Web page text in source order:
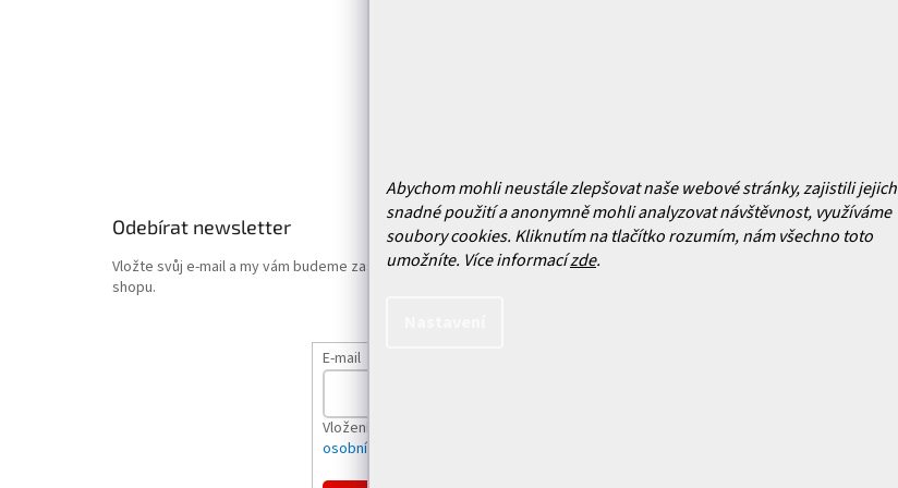
Abychom mohli neustále zlepšovat naše webové stránky, zajistili jejich
snadné použití a anonymně mohli analyzovat návštěvnost, využíváme
soubory cookies. Kliknutím na tlačítko rozumím, nám všechno toto
umožníte. Více informacízde.
Odebírat newsletter
Vložte svůj e-mail a my vám budeme zasílat informace o nových produktech na našem e-
shopu.
E-mail
Vložením e-mailu souhlasíte s
osobních údajů
Facebook